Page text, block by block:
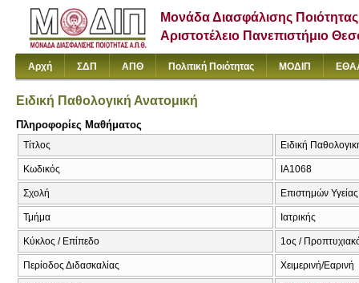
Μονάδα Διασφάλισης Ποιότητας
Αριστοτέλειο Πανεπιστήμιο
Αρχή ΣΔΠ ΑΠΘ Πολιτική Ποιότητας ΜΟΔΙΠ
Ειδική Παθολογική Ανατομική
Πληροφορίες Μαθήματος
Τίτλος Ειδική
Κωδικός ΙΑ1068
Σχολή Επιστημών Υγείας
Τμήμα Ιατρικής
Κύκλος / Επίπεδο 1ος /
Περίοδος Διδασκαλίας Χειμερινή/Εαρινή